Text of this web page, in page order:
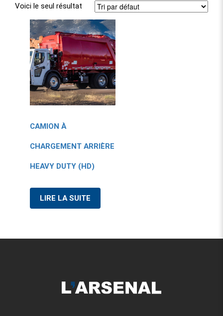
Voici le seul résultat
CAMION À
CHARGEMENT ARRIÈRE
HEAVY DUTY (HD)
LIRE LA SUITE